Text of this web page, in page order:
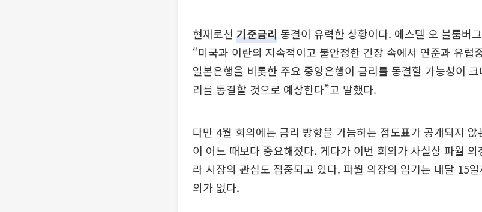
현재로선 기준금리 동결이 유력한 상황이다. 에스텔 오 블룸버
“미국과 이란의 지속적이고 불안정한 긴장 속에서 연준과 유럽
일본은행을 비롯한 주요 중앙은행이 금리를 동결할 가능성이
리를 동결할 것으로 예상한다”고 말했다.
다만 4월 회의에는 금리 방향을 가늠하는 점도표가 공개되지
이 어느 때보다 중요해졌다. 게다가 이번 회의가 사실상 파월
라 시장의 관심도 집중되고 있다. 파월 의장의 임기는 내달 15
의가 없다.